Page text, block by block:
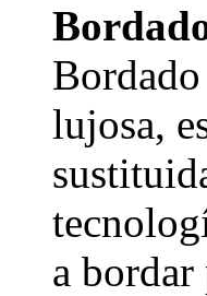
lujosa,
a